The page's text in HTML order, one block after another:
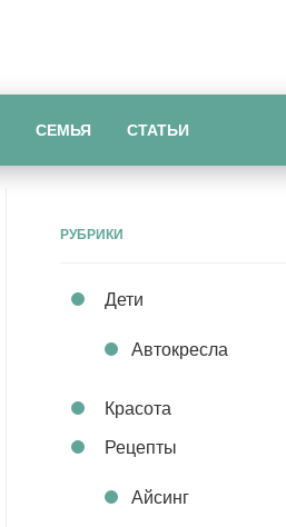
СЕМЬЯ СТАТЬИ
РУБРИКИ
Дети
Автокресла
Красота
Рецепты
Айсинг